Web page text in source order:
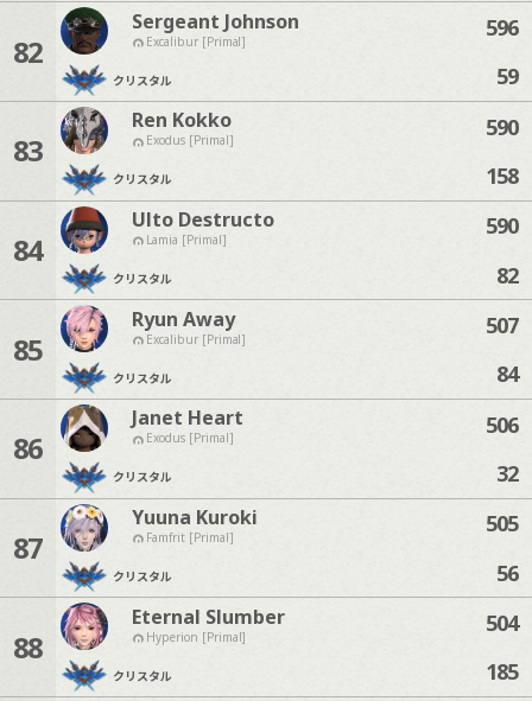
82
Sergeant Johnson
Excalibur [Primal]
クリスタル
596
59
83
Ren Kokko
Exodus [Primal]
クリスタル
590
158
84
Ulto Destructo
Lamia [Primal]
クリスタル
590
82
85
Ryun Away
Excalibur [Primal]
クリスタル
507
84
86
Janet Heart
Exodus [Primal]
クリスタル
506
32
87
Yuuna Kuroki
Famfrit [Primal]
クリスタル
505
56
88
Eternal Slumber
Hyperion [Primal]
クリスタル
504
185